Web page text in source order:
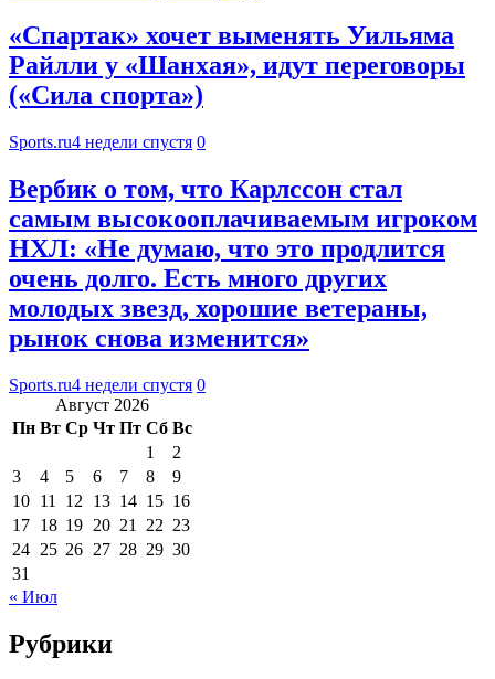
«Спартак» хочет выменять Уильяма
Райлли у «Шанхая», идут переговоры
(«Сила спорта»)
Sports.ru4 недели спустя 0
Вербик о том, что Карлссон стал
самым высокооплачиваемым игроком
НХЛ: «Не думаю, что это продлится
очень долго. Есть много других
молодых звезд, хорошие ветераны,
рынок снова изменится»
Sports.ru4 недели спустя 0
Август 2026
Пн Вт Ср Чт Пт Сб Вс
1
2
3
4 5 6 7 8
9
10 11 12 13 14 15 16
17 18 19 20 21 22 23
24 25 26 27 28 29 30
31
« Июл
Рубрики